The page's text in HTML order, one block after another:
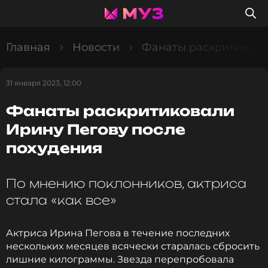
Главная Новости Фанаты
31 января 2023, 12:00
Фанаты раскритиковали
Ирину Пегову после
похудения
По мнению поклонников, актриса
стала «как все»
Актриса Ирина Пегова в течение последних
нескольких месяцев всячески старалась сбросить
лишние килограммы. Звезда перепробовала